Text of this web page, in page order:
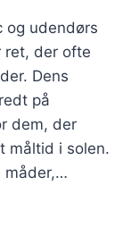
og udendørs
ret, der ofte
Dens
på
dem, der
måltid i solen.
måder,…